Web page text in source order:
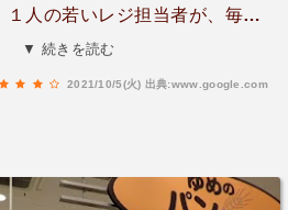
１人の若いレジ担当者が、毎回
ずビニールを被せてくれて、水
▼ 続きを読む
2021/10/5(火) 出典:www.google.com